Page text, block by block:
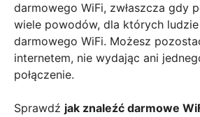
darmowego WiFi, zwłaszcza gdy
wiele powodów, dla których
darmowego WiFi. Możesz
internetem, nie wydając ani
połączenie.
Sprawdź jak znaleźć darmowe